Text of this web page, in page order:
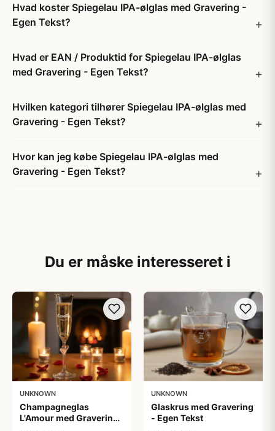
Hvad koster Spiegelau IPA-ølglas med Gravering -
Egen Tekst?
Hvad er EAN / Produktid for Spiegelau IPA-ølglas
med Gravering - Egen Tekst?
Hvilken kategori tilhører Spiegelau IPA-ølglas med
Gravering - Egen Tekst?
Hvor kan jeg købe Spiegelau IPA-ølglas med
Gravering - Egen Tekst?
Du er måske interesseret i
UNKNOWN
Champagneglas
L'Amour med Gravering
UNKNOWN
Glaskrus med Gravering
- Egen Tekst